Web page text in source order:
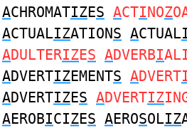
ACHROMATIZES ACTINOZ
ACTUALIZATIONS ACTUAL
ADULTERIZES ADVERBI
ADVERTIZEMENTS ADVERT
ADVERTIZES ADVERTIZ
AEROBICIZES AEROSOLIZ